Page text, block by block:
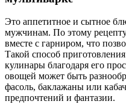
Это аппетитное и сытное
мужчинам. По этому
вместе с гарниром, что
Такой способ
кулинары благодаря его
овощей может быть
фасоль, баклажаны или
предпочтений и фантазии.